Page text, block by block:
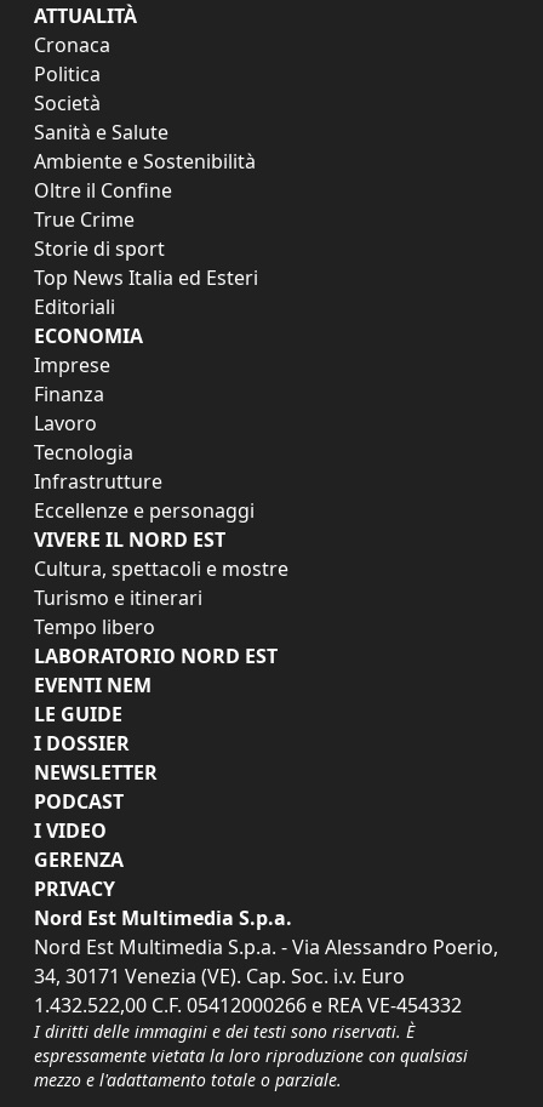
ATTUALITÀ
Cronaca
Politica
Società
Sanità e Salute
Ambiente e Sostenibilità
Oltre il Confine
True Crime
Storie di sport
Top News Italia ed Esteri
Editoriali
ECONOMIA
Imprese
Finanza
Lavoro
Tecnologia
Infrastrutture
Eccellenze e personaggi
VIVERE IL NORD EST
Cultura, spettacoli e mostre
Turismo e itinerari
Tempo libero
LABORATORIO NORD EST
EVENTI NEM
LE GUIDE
I DOSSIER
NEWSLETTER
PODCAST
I VIDEO
GERENZA
PRIVACY
Nord Est Multimedia S.p.a.
Nord Est Multimedia S.p.a. - Via Alessandro Poerio,
34, 30171 Venezia (VE). Cap. Soc. i.v. Euro
1.432.522,00 C.F. 05412000266 e REA VE-454332
I diritti delle immagini e dei testi sono riservati. È
espressamente vietata la loro riproduzione con qualsiasi
mezzo e l'adattamento totale o parziale.